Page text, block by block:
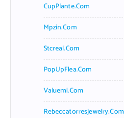
CupPlante.com
Mpzin.com
Stcreal.com
PopUpFlea.com
Valueml.com
Rebeccatorresjewelry.com